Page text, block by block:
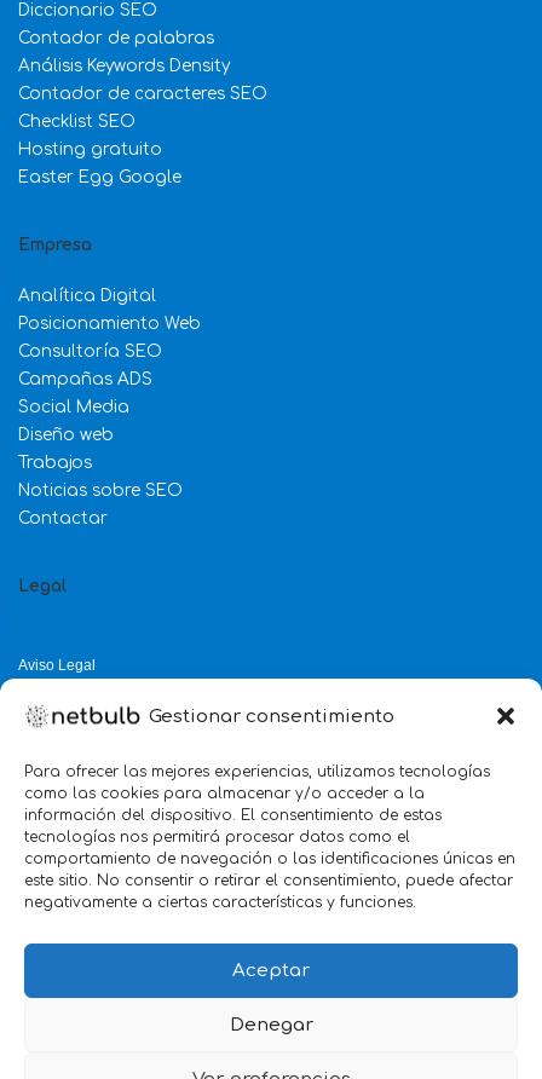
Gestionar consentimiento
Para ofrecer las mejores experiencias, utilizamos tecnologías
como las cookies para almacenar y/o acceder a la
información del dispositivo. El consentimiento de estas
tecnologías nos permitirá procesar datos como el
comportamiento de navegación o las identificaciones únicas en
este sitio. No consentir o retirar el consentimiento, puede afectar
negativamente a ciertas características y funciones.
Aceptar
Denegar
Diccionario SEO
Contador de palabras
Análisis Keywords Density
Contador de caracteres SEO
Checklist SEO
Hosting gratuito
Easter Egg Google
Empresa
Analítica Digital
Posicionamiento Web
Consultoría SEO
Campañas ADS
Social Media
Diseño web
Trabajos
Noticias sobre SEO
Contactar
Legal
Aviso Legal
Política de Cookies
5.0
Servicio mejor valorado 2025
verificado por: Trustindex